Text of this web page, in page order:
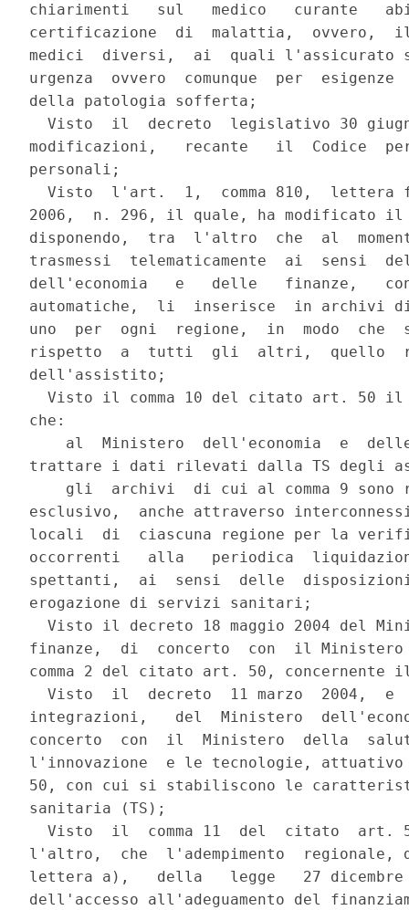
chiarimenti   sul   medico   curante
certificazione  di  malattia,  ovvero,
medici  diversi,  ai  quali l'assicurato
urgenza  ovvero  comunque  per
della patologia sofferta;
Visto  il  decreto  legislativo 30
modificazioni,   recante   il  Codice
personali;
Visto  l'art.  1,  comma 810,  lettera
2006,  n. 296, il quale, ha modificato il
disponendo,  tra  l'altro  che  al
trasmessi  telematicamente  ai  sensi
dell'economia   e   delle   finanze,
automatiche,  li  inserisce  in archivi
uno  per  ogni  regione,  in  modo  che
rispetto  a  tutti  gli  altri,  quello
dell'assistito;
Visto il comma 10 del citato art. 50
che:
al  Ministero  dell'economia  e
trattare i dati rilevati dalla TS degli
gli  archivi  di cui al comma 9 sono
esclusivo,  anche attraverso
locali  di  ciascuna regione per la
occorrenti   alla   periodica
spettanti,  ai  sensi  delle
erogazione di servizi sanitari;
Visto il decreto 18 maggio 2004 del
finanze,  di  concerto  con  il
comma 2 del citato art. 50,
Visto  il  decreto  11 marzo  2004,  e
integrazioni,   del  Ministero
concerto  con  il  Ministero  della
l'innovazione  e le tecnologie, attuativo
50, con cui si stabiliscono le
sanitaria (TS);
Visto  il  comma 11  del  citato  art.
l'altro,  che  l'adempimento  regionale,
lettera a),   della   legge   27
dell'accesso all'adeguamento del